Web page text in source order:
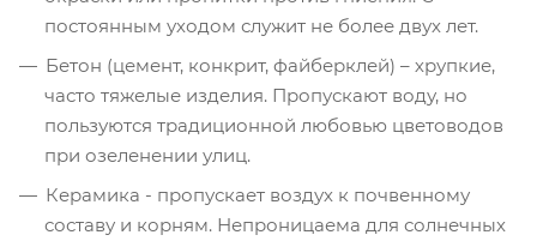
постоянным уходом служит не более двух лет.
Бетон (цемент, конкрит, файберклей) – хрупкие,
часто тяжелые изделия. Пропускают воду, но
пользуются традиционной любовью цветоводов
при озеленении улиц.
Керамика - пропускает воздух к почвенному
составу и корням. Непроницаема для солнечных